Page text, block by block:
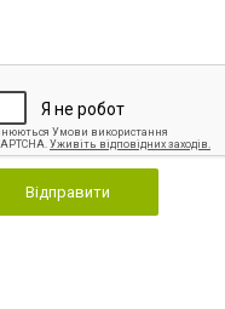
Відправити